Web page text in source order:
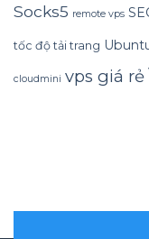
Socks5 remote vps
tốc độ tải trang
cloudmini vps giá rẻ